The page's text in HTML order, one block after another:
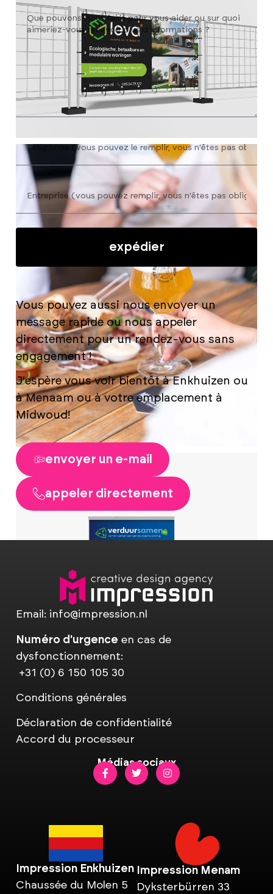
expédier
Vous pouvez aussi nous envoyer un
message rapide ou nous appeler
directement pour un rendez-vous sans
engagement !
J'espère vous voir bientôt à Enkhuizen ou
à Menaam ou à votre emplacement à
Midwoud!
envoyer un e-mail
appeler directement
Email: info@impression.nl
Numéro d'urgence en cas de
dysfonctionnement:
+31 (0) 6 150 105 30
Conditions générales
Déclaration de confidentialité
Accord du processeur
Médias sociaux
Impression Enkhuizen
Chaussée du Molen 5
Impression Menam
Dyksterbürren 33